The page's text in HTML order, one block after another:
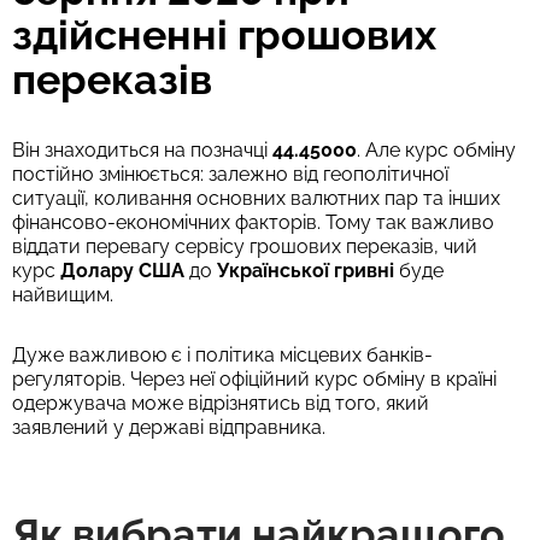
здійсненні грошових
переказів
Він знаходиться на позначці 44.45000. Але курс обміну
постійно змінюється: залежно від геополітичної
ситуації, коливання основних валютних пар та інших
фінансово-економічних факторів. Тому так важливо
віддати перевагу сервісу грошових переказів, чий
курс Долару США до Української гривні буде
найвищим.
Дуже важливою є і політика місцевих банків-
регуляторів. Через неї офіційний курс обміну в країні
одержувача може відрізнятись від того, який
заявлений у державі відправника.